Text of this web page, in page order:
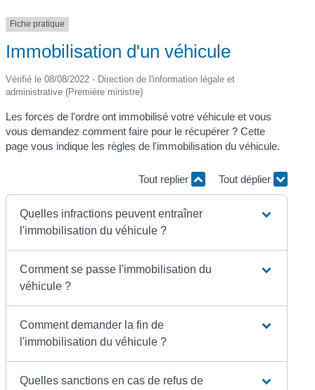
Fiche pratique
Immobilisation d'un véhicule
Vérifié le 08/08/2022 - Direction de l'information légale et
administrative (Première ministre)
Les forces de l'ordre ont immobilisé votre véhicule et vous
vous demandez comment faire pour le récupérer ? Cette
page vous indique les règles de l'immobilisation du véhicule.
Tout replier Tout déplier
Quelles infractions peuvent entraîner
l'immobilisation du véhicule ?
Comment se passe l'immobilisation du
véhicule ?
Comment demander la fin de
l'immobilisation du véhicule ?
Quelles sanctions en cas de refus de